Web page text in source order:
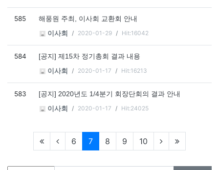
585
해풍원 주최, 이사회 교환회 안내
이사회
2020-01-29 Hit:16042
584
[공지] 제15차 정기총회 결과 내용
이사회
2020-01-17 Hit:16213
583
[공지] 2020년도 1/4분기 회장단회의 결과 안내
이사회
2020-01-17 Hit:24025
6 7현재페이지
8 9 10